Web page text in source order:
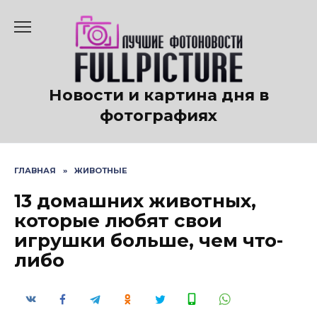
содержанию
Новости и картина дня в
фотографиях
ГЛАВНАЯ » ЖИВОТНЫЕ
13 домашних животных,
которые любят свои
игрушки больше, чем что-
либо